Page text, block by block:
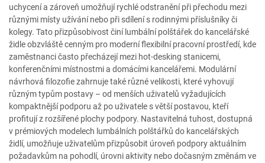
uchycení a zároveň umožňují rychlé odstranění při přechodu mezi
různými místy užívání nebo při sdílení s rodinnými příslušníky či
kolegy. Tato přizpůsobivost činí lumbální polštářek do kancelářské
židle obzvláště cenným pro moderní flexibilní pracovní prostředí, kde
zaměstnanci často přecházejí mezi hot-desking stanicemi,
konferenčními místnostmi a domácími kancelářemi. Modulární
návrhová filozofie zahrnuje také různé velikosti, které vyhovují
různým typům postavy – od menších uživatelů vyžadujících
kompaktnější podporu až po uživatele s větší postavou, kteří
profitují z rozšířené plochy podpory. Nastavitelná tuhost, dostupná
v prémiových modelech lumbálních polštářků do kancelářských
židlí, umožňuje uživatelům přizpůsobit úroveň podpory aktuálním
požadavkům na pohodlí, úrovni aktivity nebo dočasným změnám ve